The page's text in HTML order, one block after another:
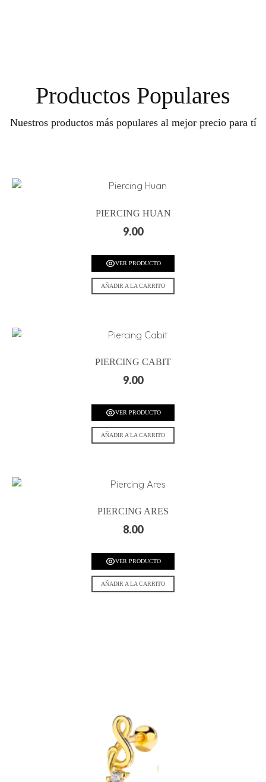
Productos Populares
Nuestros productos más populares al mejor precio para tí
PIERCING HUAN
9.00
VER PRODUCTO
AÑADIR A LA CARRITO
PIERCING CABIT
9.00
VER PRODUCTO
AÑADIR A LA CARRITO
PIERCING ARES
8.00
VER PRODUCTO
AÑADIR A LA CARRITO